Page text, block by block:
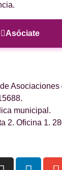
Asóciate
Asociaciones
municipal.
2. Oficina 1.